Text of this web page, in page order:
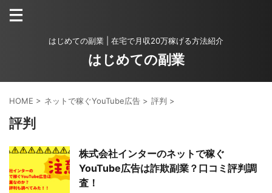
はじめての副業 | 在宅で月収20万稼げる方法紹介
はじめての副業
HOME > ネットで稼ぐYouTube広告 > 評判 >
評判
株式会社インターのネットで稼ぐ
YouTube広告は詐欺副業？口コミ評判調
査！